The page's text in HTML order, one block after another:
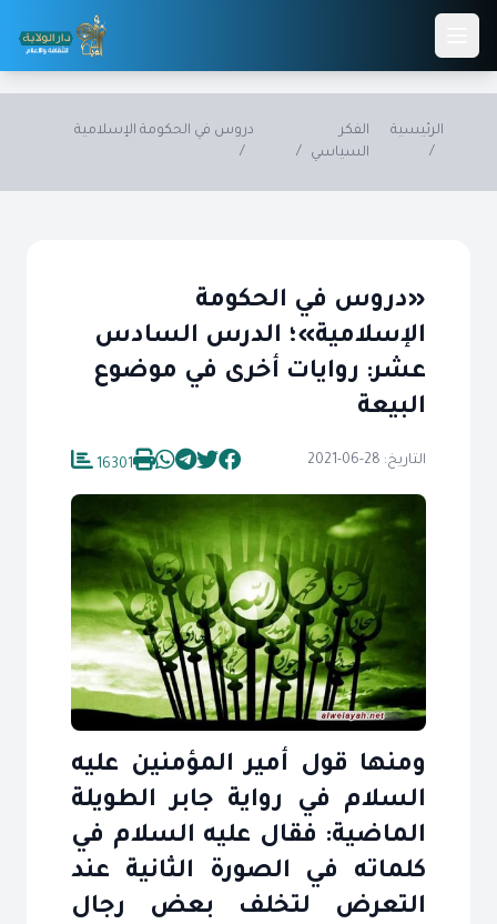
Skip to main content
الرئيسية
/
الفكر
السياسي
/
دروس في الحكومة الإسلامية
/
«دروس في الحكومة
الإسلامية»؛ الدرس السادس
عشر: روايات أخرى في موضوع
البيعة
التاريخ: 28-06-2021 16301
ومنها قول أمير المؤمنين عليه
السلام في رواية جابر الطويلة
الماضية: فقال عليه السلام في
كلماته في الصورة الثانية عند
التعرض لتخلف بعض رجال